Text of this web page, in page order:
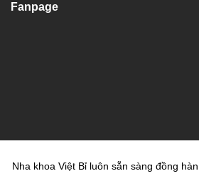
Fanpage
Nha khoa Việt Bỉ luôn sẵn sàng đồng